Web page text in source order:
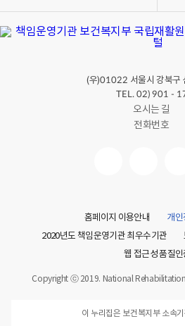
(우)01022 서울시 강북구
TEL. 02) 901 -
오시는 길
전화번호
홈페이지 이용안내
개인
2020년도 책임운영기관 최우수기관
웹 접근성 품질인
Copyright ⓒ 2019. National Rehabilitation
이 누리집은 보건복지부 소속